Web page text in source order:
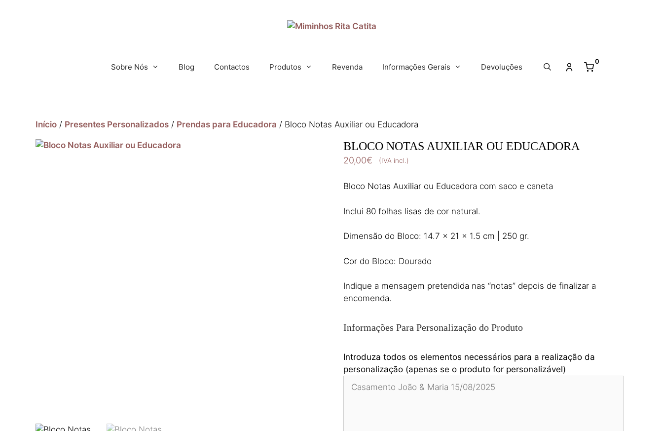
0
Sobre Nós Blog Contactos Produtos Revenda Informações Gerais Devoluções
Início / Presentes Personalizados / Prendas para Educadora / Bloco Notas Auxiliar ou Educadora
BLOCO NOTAS AUXILIAR OU EDUCADORA
20,00€ (IVA incl.)
Bloco Notas Auxiliar ou Educadora com saco e caneta
Inclui 80 folhas lisas de cor natural.
Dimensão do Bloco: 14.7 x 21 x 1.5 cm | 250 gr.
Cor do Bloco: Dourado
Indique a mensagem pretendida nas “notas” depois de finalizar a
encomenda.
Informações Para Personalização do Produto
Introduza todos os elementos necessários para a realização da
personalização (apenas se o produto for personalizável)